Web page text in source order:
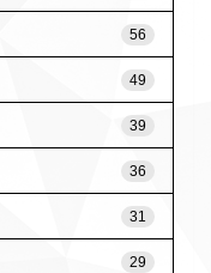
56
49
39
36
31
29